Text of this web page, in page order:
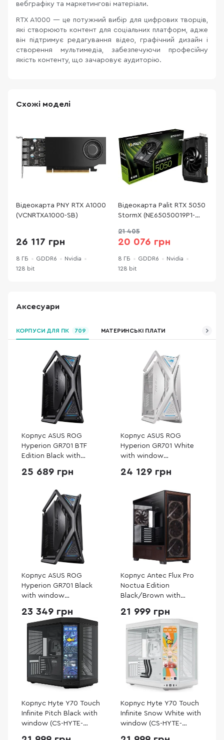
вебграфіку та маркетингові матеріали.
RTX A1000 — це потужний вибір для цифрових творців,
які створюють контент для соціальних платформ, адже
він підтримує редагування відео, графічний дизайн і
створення мультимедіа, забезпечуючи професійну
якість контенту, що зачаровує аудиторію.
Схожі моделі
Відеокарта PNY RTX A1000
(VCNRTXA1000-SB)
26 117 грн
8 ГБ GDDR6
Nvidia
128 bit
Відеокарта Palit RTX 5050
StormX (NE65050019P1-
21 405
20 076 грн
8 ГБ GDDR6
Nvidia
128 bit
Аксесуари
КОРПУСИ ДЛЯ ПК 709 МАТЕРИНСЬКІ ПЛАТИ
Корпус ASUS ROG
Hyperion GR701 BTF
Edition Black with
B39020)
25 689 грн
Корпус ASUS ROG
Hyperion GR701 White
with window
24 129 грн
Корпус ASUS ROG
Hyperion GR701 Black
with window
23 349 грн
Корпус Antec Flux Pro
Noctua Edition
Black/Brown with
Noctua Edition)
21 999 грн
Корпус Hyte Y70 Touch
Infinite Pitch Black with
window (CS-HYTE-
Корпус Hyte Y70 Touch
Infinite Snow White with
window (CS-HYTE-